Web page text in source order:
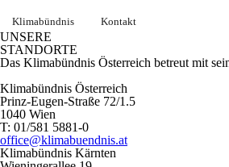
Klimabündnis Kontakt
UNSERE
STANDORTE
Das Klimabündnis Österreich betreut mit
Klimabündnis Österreich
Prinz-Eugen-Straße 72/1.5
1040 Wien
T: 01/581 5881-0
office@klimabuendnis.at
Klimabündnis Kärnten